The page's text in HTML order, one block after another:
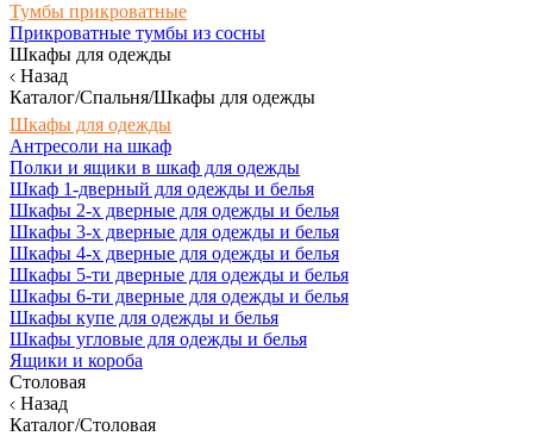
Тумбы прикроватные
Прикроватные тумбы из сосны
Шкафы для одежды
Назад
Каталог/Спальня/Шкафы для одежды
Шкафы для одежды
Антресоли на шкаф
Полки и ящики в шкаф для одежды
Шкаф 1-дверный для одежды и белья
Шкафы 2-х дверные для одежды и белья
Шкафы 3-х дверные для одежды и белья
Шкафы 4-х дверные для одежды и белья
Шкафы 5-ти дверные для одежды и белья
Шкафы 6-ти дверные для одежды и белья
Шкафы купе для одежды и белья
Шкафы угловые для одежды и белья
Ящики и короба
Столовая
Назад
Каталог/Столовая